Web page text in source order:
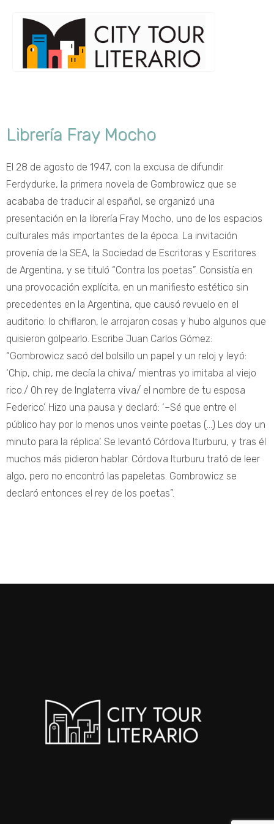
Librería Fray Mocho
El 28 de agosto de 1947, con la excusa de difundir
Ferdydurke, la primera novela de Gombrowicz que se
acababa de traducir al español, se organizó una
presentación en la librería Fray Mocho, uno de los espacios
culturales más importantes de la época. La invitación
provenía de la SEA, la Sociedad de Escritoras y Escritores
de Argentina, y se tituló “Contra los poetas”. Consistía en
una provocación explícita, en un manifiesto estético sin
precedentes en la Argentina, que causó revuelo en el
auditorio: lo chiflaron, le arrojaron cosas y hubo algunos que
quisieron golpearlo. Escribe Juan Carlos Gómez:
“Gombrowicz sacó del bolsillo un papel y un reloj y leyó:
‘Chip, chip, me decía la chiva/ mientras yo imitaba al viejo
rico./ Oh rey de Inglaterra viva/ el nombre de tu esposa
Federico’. Hizo una pausa y declaró: ‘–Sé que entre el
público hay por lo menos unos veinte poetas (…) Les doy un
minuto para la réplica’. Se levantó Córdova Iturburu, y tras él
muchos más pidieron hablar. Córdova Iturburu trató de leer
algo, pero no encontró las papeletas. Gombrowicz se
declaró entonces el rey de los poetas”.